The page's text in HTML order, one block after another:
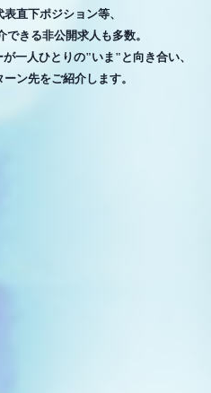
直下ポジション等、
きる非公開求人も多数。
一人ひとりの"いま"と向き合い、
ン先をご紹介します。